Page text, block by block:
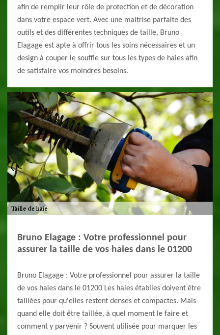
afin de remplir leur rôle de protection et de décoration
dans votre espace vert. Avec une maitrise parfaite des
outils et des différentes techniques de taille, Bruno
Elagage est apte à offrir tous les soins nécessaires et un
design à couper le souffle sur tous les types de haies afin
de satisfaire vos moindres besoins.
Bruno Elagage : Votre professionnel pour
assurer la taille de vos haies dans le 01200
Bruno Elagage : Votre professionnel pour assurer la taille
de vos haies dans le 01200 Les haies établies doivent être
taillées pour qu'elles restent denses et compactes. Mais
quand elle doit être taillée, à quel moment le faire et
comment y parvenir ? Souvent utilisée pour marquer les